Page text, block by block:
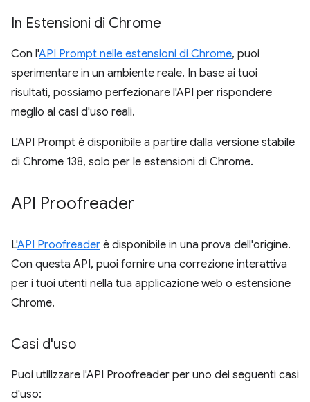
In Estensioni di Chrome
Con l'API Prompt nelle estensioni di Chrome, puoi
sperimentare in un ambiente reale. In base ai tuoi
risultati, possiamo perfezionare l'API per rispondere
meglio ai casi d'uso reali.
L'API Prompt è disponibile a partire dalla versione stabile
di Chrome 138, solo per le estensioni di Chrome.
API Proofreader
L'API Proofreader è disponibile in una prova dell'origine.
Con questa API, puoi fornire una correzione interattiva
per i tuoi utenti nella tua applicazione web o estensione
Chrome.
Casi d'uso
Puoi utilizzare l'API Proofreader per uno dei seguenti casi
d'uso: